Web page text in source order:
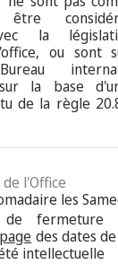
la
ou sont
la base
de la règle
l'Office
les
de fermeture
des dates
intellectuelle